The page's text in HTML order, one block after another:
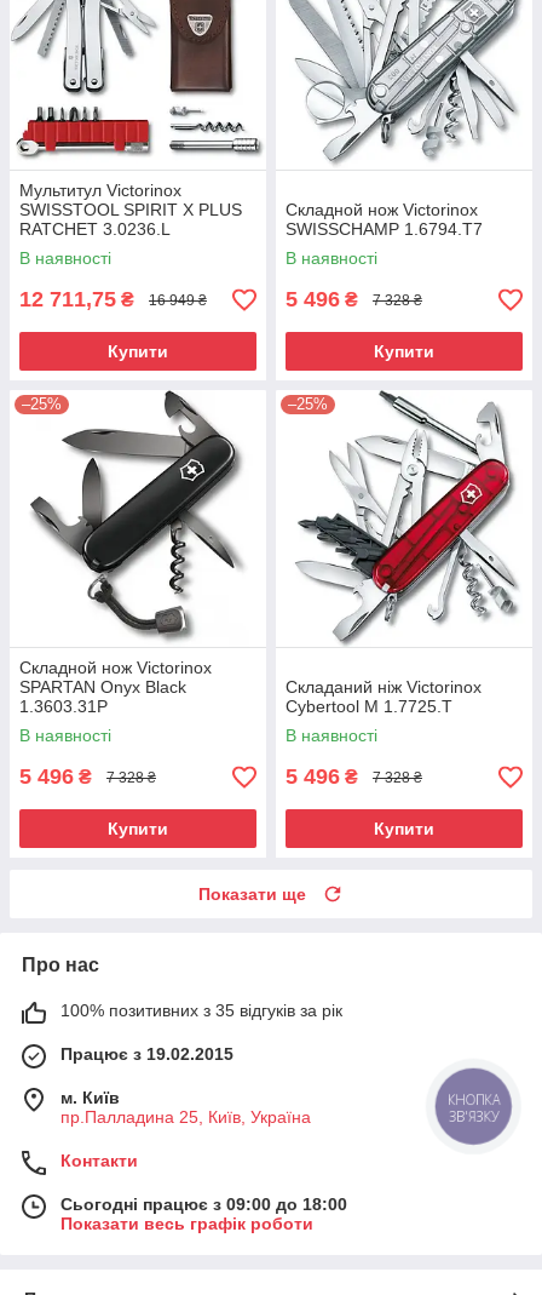
Мультитул Victorinox
SWISSTOOL SPIRIT X PLUS
RATCHET 3.0236.L
В наявності
12 711,75 ₴ 16 949 ₴
Купити
Складной нож Victorinox
SWISSCHAMP 1.6794.T7
В наявності
5 496 ₴ 7 328 ₴
Купити
–25%
Складной нож Victorinox
SPARTAN Onyx Black
1.3603.31P
В наявності
5 496 ₴ 7 328 ₴
Купити
–25%
Складаний ніж Victorinox
Cybertool M 1.7725.T
В наявності
5 496 ₴ 7 328 ₴
Купити
Показати ще
Про нас
100% позитивних з 35 відгуків за рік
Працює з 19.02.2015
м. Київ
пр.Палладина 25, Київ, Україна
Контакти
Сьогодні працює з 09:00 до 18:00
Показати весь графік роботи
КНОПКА
ЗВ'ЯЗКУ